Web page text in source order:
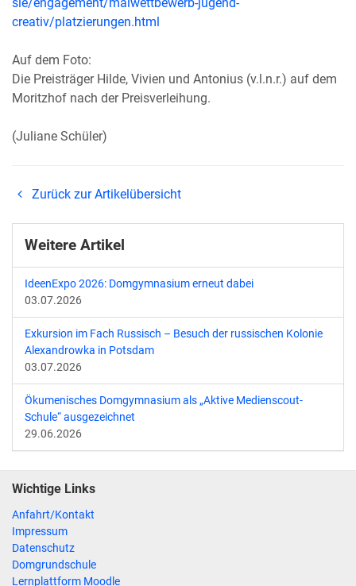
creativ/platzierungen.html
Auf dem Foto:
Die Preisträger Hilde, Vivien und Antonius (v.l.n.r.) auf dem
Moritzhof nach der Preisverleihung.
(Juliane Schüler)
Zurück zur Artikelübersicht
Weitere Artikel
IdeenExpo 2026: Domgymnasium erneut dabei
03.07.2026
Exkursion im Fach Russisch – Besuch der russischen Kolonie
Alexandrowka in Potsdam
03.07.2026
Ökumenisches Domgymnasium als „Aktive Medienscout-
Schule“ ausgezeichnet
29.06.2026
Wichtige Links
Anfahrt/Kontakt
Impressum
Datenschutz
Domgrundschule
Lernplattform Moodle